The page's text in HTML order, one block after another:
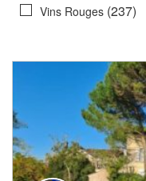
Vins Rouges (237)